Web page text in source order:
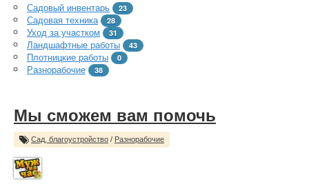
Садовый инвентарь 23
Садовая техника 28
Уход за участком 31
Ландшафтные работы 43
Плотницкие работы 0
Разнорабочие 38
Мы сможем вам помочь
Сад, благоустройство / Разнорабочие